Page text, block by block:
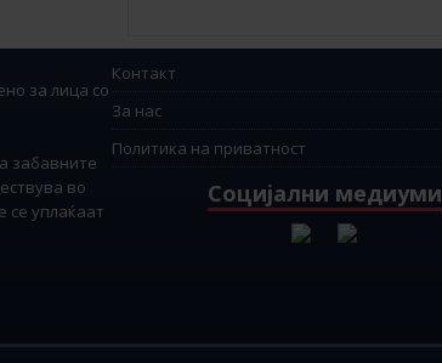
за лица со
забавните
во
се уплаќаат
Контакт
За нас
Политика на приватност
Социјални медиуми